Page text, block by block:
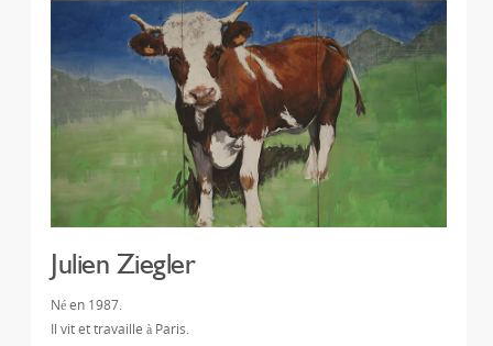
Julien Ziegler
Né en 1987.
Il vit et travaille à Paris.